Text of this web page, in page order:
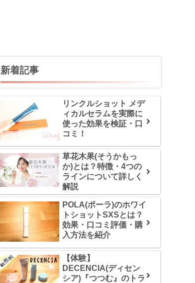
新着記事
リンクルショット メデ
ィカルセラムを実際に
使った効果を検証・口
コミ！
草花木果(そうかもっ
か)とは？特徴・4つの
ラインについて詳しく
解説
POLA(ポーラ)のホワイ
トショットSXSとは？
効果・口コミ評価・購
入方法を紹介
【体験】
DECENCIA(ディセン
シア)『つつむ』のトラ